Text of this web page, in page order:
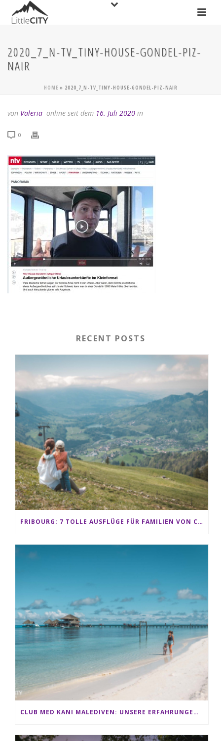
2020_7_N-TV_TINY-HOUSE-GONDEL-PIZ-
NAIR
HOME » 2020_7_N-TV_TINY-HOUSE-GONDEL-PIZ-NAIR
von Valeria online seit dem 16. Juli 2020 in
0
RECENT POSTS
FRIBOURG: 7 TOLLE AUSFLÜGE FÜR FAMILIEN VON CHARMEY BIS LES PACCOTS
CLUB MED KANI MALEDIVEN: UNSERE ERFAHRUNGEN IM ALL-INCLUSIVE PARADIES